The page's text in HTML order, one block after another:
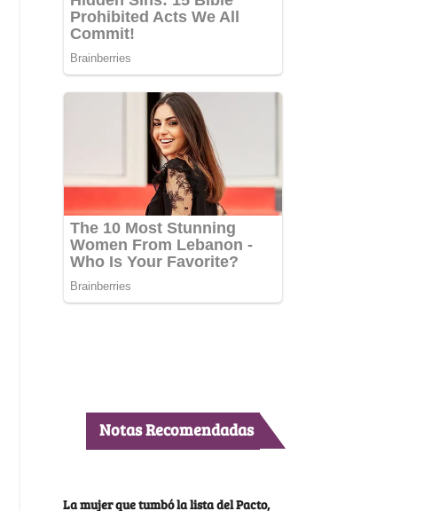
Notas Recomendadas
La mujer que tumbó la lista del Pacto,